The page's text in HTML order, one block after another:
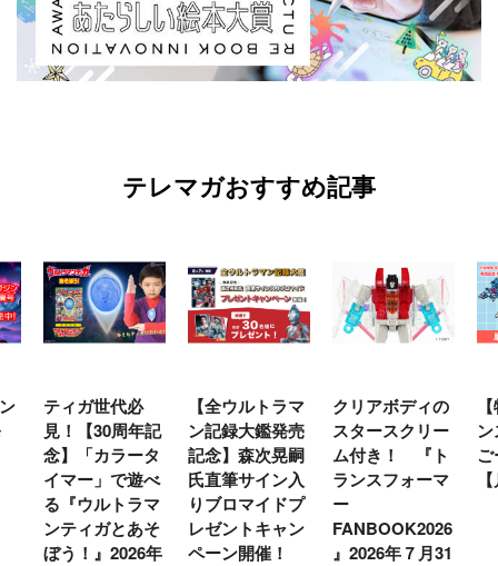
テレマガおすすめ記事
【全ウルトラマ
ン記録大鑑発売
記念】森次晃嗣
氏直筆サイン入
りブロマイドプ
レゼントキャン
ペーン開催！
クリアボディの
スタースクリー
ム付き！ 『ト
ランスフォーマ
ー
FANBOOK2026
』2026年７月31
【特別編】トラ
ンスフォーマー
ごー！ごー！
【月イチ更新】
♡